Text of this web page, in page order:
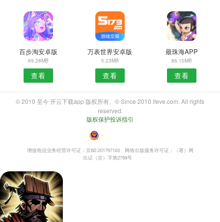
百步淘安卓版
69.28MB
查看
万表世界安卓版
5.23MB
查看
最珠海APP
86.10MB
查看
© 2010 至今 开云下载app 版权所有。© Since 2010 ifeve.com. All rights
reserved.
版权保护投诉指引
・
增值电信业务经营许可证：京B2-201797163
网络出版服务许可证：（署）网
出证（京）字第2799号